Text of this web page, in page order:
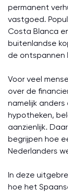
permanent
vastgoed.
Costa Blanca
buitenlandse
de ontspannen
Voor veel
over de
namelijk anders
hypotheken,
aanzienlijk.
begrijpen hoe
Nederlanders
In deze
hoe het